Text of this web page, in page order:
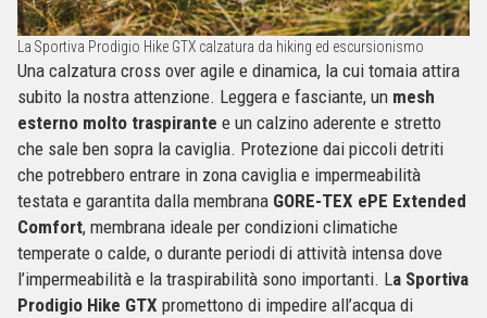
La Sportiva Prodigio Hike GTX calzatura da hiking ed escursionismo
Una calzatura cross over agile e dinamica, la cui tomaia attira
subito la nostra attenzione. Leggera e fasciante, un mesh
esterno molto traspirante e un calzino aderente e stretto
che sale ben sopra la caviglia. Protezione dai piccoli detriti
che potrebbero entrare in zona caviglia e impermeabilità
testata e garantita dalla membrana GORE-TEX ePE Extended
Comfort, membrana ideale per condizioni climatiche
temperate o calde, o durante periodi di attività intensa dove
l’impermeabilità e la traspirabilità sono importanti. La Sportiva
Prodigio Hike GTX promettono di impedire all’acqua di